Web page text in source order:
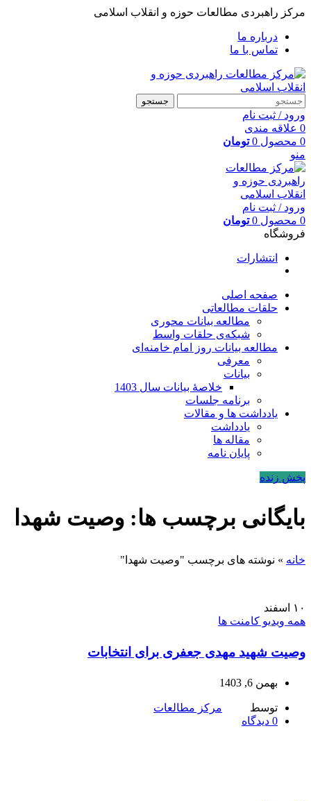
مرکز راهبردی مطالعات حوزه و انقلاب اسلامی
درباره ما
تماس با ما
جستجو
ورود / ثبت نام
0 علاقه مندی
0 محصول 0 تومان
منو
ورود / ثبت نام
0 محصول 0 تومان
فروشگاه
انتشارات
صفحه اصلی
حلقات مطالعاتی
مطالعه بیانات محوری
شبکه‌ی حلقات واسط
مطالعه بیانات روز امام خامنه‌ای
معرفی
بیانات
خلاصۀ بیانات سال 1403
برنامه جلسات
یادداشت ها و مقالات
یادداشت
مقاله ها
پایان نامه
پخش زنده
بایگانی برچسب ها: وصیت شهدا
خانه » نوشته های برچسب "وصیت شهدا"
۱۰
اسفند
همه ویدیو کامنت ها
وصیت شهید مهدی جعفری برای انتخابات
بهمن 6, 1403
توسط
مرکز مطالعات
0 دیدگاه